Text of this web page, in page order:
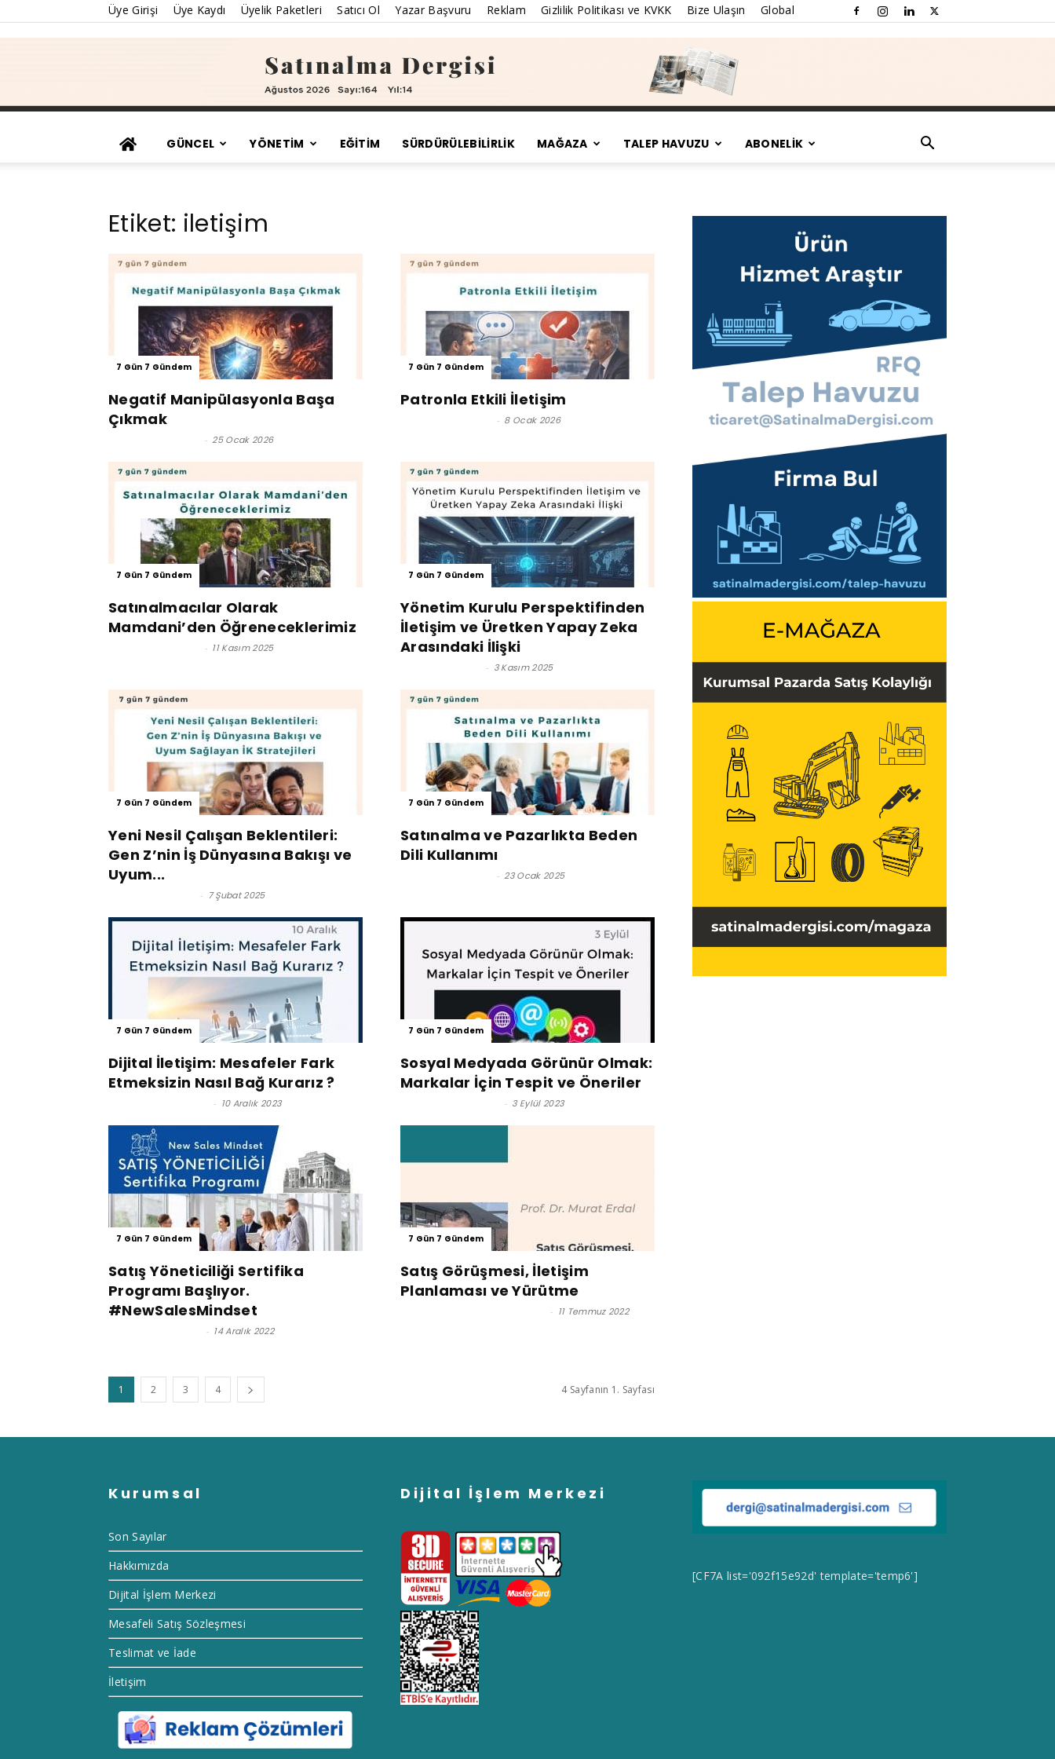
Üye Girişi Üye Kaydı Üyelik Paketleri Satıcı Ol Yazar Başvuru Reklam Gizlilik Politikası ve KVKK Bize Ulaşın Global
GÜNCEL YÖNETİM EĞİTİM SÜRDÜRÜLEBILIRLIK MAĞAZA TALEP HAVUZU ABONELİK
Etiket: iletişim
7 Gün 7 Gündem
Negatif Manipülasyonla Başa
Çıkmak
- 25 Ocak 2026
7 Gün 7 Gündem
Patronla Etkili İletişim
- 8 Ocak 2026
7 Gün 7 Gündem
Satınalmacılar Olarak
Mamdani’den Öğreneceklerimiz
- 11 Kasım 2025
7 Gün 7 Gündem
Yönetim Kurulu Perspektifinden
İletişim ve Üretken Yapay Zeka
Arasındaki İlişki
- 3 Kasım 2025
7 Gün 7 Gündem
Yeni Nesil Çalışan Beklentileri:
Gen Z’nin İş Dünyasına Bakışı ve
Uyum...
- 7 Şubat 2025
7 Gün 7 Gündem
Satınalma ve Pazarlıkta Beden
Dili Kullanımı
- 23 Ocak 2025
7 Gün 7 Gündem
Dijital İletişim: Mesafeler Fark
Etmeksizin Nasıl Bağ Kurarız ?
- 10 Aralık 2023
7 Gün 7 Gündem
Sosyal Medyada Görünür Olmak:
Markalar İçin Tespit ve Öneriler
- 3 Eylül 2023
7 Gün 7 Gündem
Satış Yöneticiliği Sertifika
Programı Başlıyor.
#NewSalesMindset
- 14 Aralık 2022
7 Gün 7 Gündem
Satış Görüşmesi, İletişim
Planlaması ve Yürütme
- 11 Temmuz 2022
1 2 3 4 4 Sayfanın 1. Sayfası
Kurumsal
Son Sayılar
Hakkımızda
Dijital İşlem Merkezi
Mesafeli Satış Sözleşmesi
Teslimat ve İade
İletişim
Dijital İşlem Merkezi
[CF7A list='092f15e92d' template='temp6']